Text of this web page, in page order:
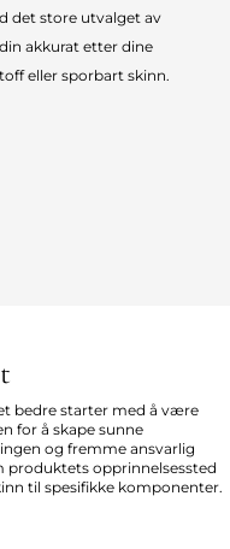
det store utvalget av
akkurat etter dine
eller sporbart skinn.
bedre starter med å være
for å skape sunne
og fremme ansvarlig
produktets opprinnelsessted
til spesifikke komponenter.